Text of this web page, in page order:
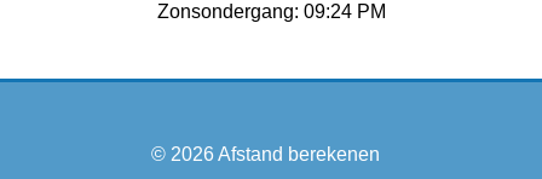
Zonsondergang: 09:24 PM
© 2026Afstand berekenen